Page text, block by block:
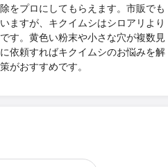
をプロにしてもらえます。市販でも
ますが、キクイムシはシロアリより
す。黄色い粉末や小さな穴が複数見
依頼すればキクイムシのお悩みを解
がおすすめです。